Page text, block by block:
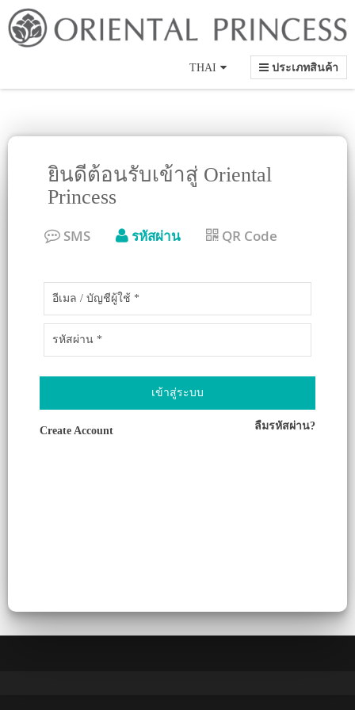
ประเภทสินค้า
THAI
ยินดีต้อนรับเข้าสู่ Oriental
Princess
SMS รหัสผ่าน QR Code
เข้าสู่ระบบ
Create Account ลืมรหัสผ่าน?